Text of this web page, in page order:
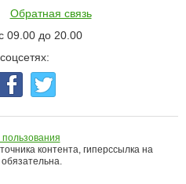
Обратная связь
09.00 до 20.00
контента, гиперссылка на
обязательна.